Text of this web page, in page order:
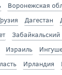
Воронежская
Дагестан
Забайкальский
Израиль
Ирландия